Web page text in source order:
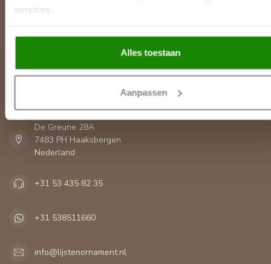
services.
Alles toestaan
Aanpassen
De Greune 28A
7483 PH Haaksbergen
Nederland
+31 53 435 82 35
+31 538511660
info@lijstenornament.nl